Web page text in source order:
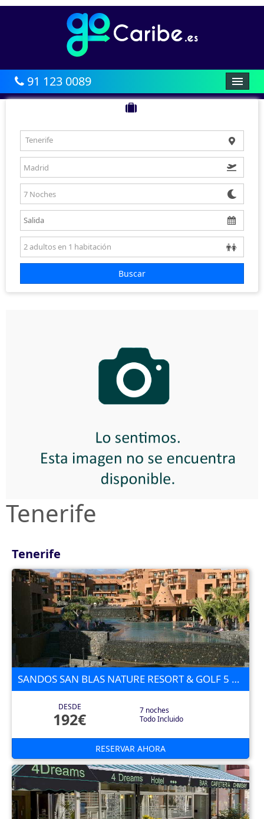
91 123 0089
AFRICA
CARIBE
BALEARES
CANARIAS
ASIA
AMÉRICA
HOTELES
Tenerife
Buscar
Tenerife
Tenerife
SANDOS SAN BLAS NATURE RESORT & GOLF 5 ESTRELLAS
DESDE
192€
7 noches
Todo Incluido
RESERVAR AHORA